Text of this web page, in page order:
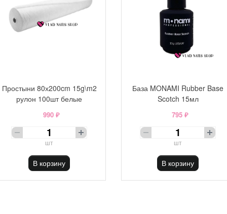
Простыни 80х200cm 15g\m2
рулон 100шт белые
990 ₽
шт
В корзину
База MONAMI Rubber Base
Scotch 15мл
795 ₽
шт
В корзину